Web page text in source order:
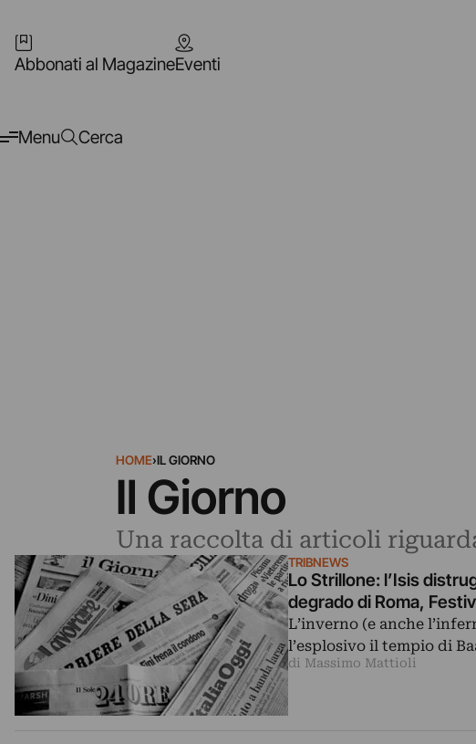
Abbonati al MagazineEventi
Menu Cerca
HOME›IL GIORNO
Il Giorno
Una raccolta di articoli
TRIBNEWS
Lo Strillone: l’Isis
degrado di Roma,
L’inverno (e anche
l’esplosivo il tempio di
di Massimo Mattioli